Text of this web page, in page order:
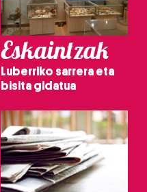
Eskaintzak
Luberriko sarrera eta
bisita gidatua